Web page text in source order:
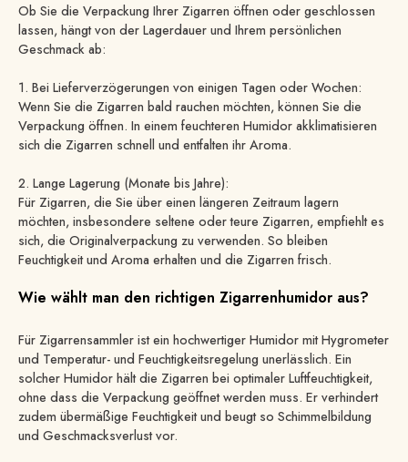
Ob Sie die Verpackung Ihrer Zigarren öffnen oder geschlossen
lassen, hängt von der Lagerdauer und Ihrem persönlichen
Geschmack ab:
1. Bei Lieferverzögerungen von einigen Tagen oder Wochen:
Wenn Sie die Zigarren bald rauchen möchten, können Sie die
Verpackung öffnen. In einem feuchteren Humidor akklimatisieren
sich die Zigarren schnell und entfalten ihr Aroma.
2. Lange Lagerung (Monate bis Jahre):
Für Zigarren, die Sie über einen längeren Zeitraum lagern
möchten, insbesondere seltene oder teure Zigarren, empfiehlt es
sich, die Originalverpackung zu verwenden. So bleiben
Feuchtigkeit und Aroma erhalten und die Zigarren frisch.
Wie wählt man den richtigen Zigarrenhumidor aus?
Für Zigarrensammler ist ein hochwertiger Humidor mit Hygrometer
und Temperatur- und Feuchtigkeitsregelung unerlässlich. Ein
solcher Humidor hält die Zigarren bei optimaler Luftfeuchtigkeit,
ohne dass die Verpackung geöffnet werden muss. Er verhindert
zudem übermäßige Feuchtigkeit und beugt so Schimmelbildung
und Geschmacksverlust vor.